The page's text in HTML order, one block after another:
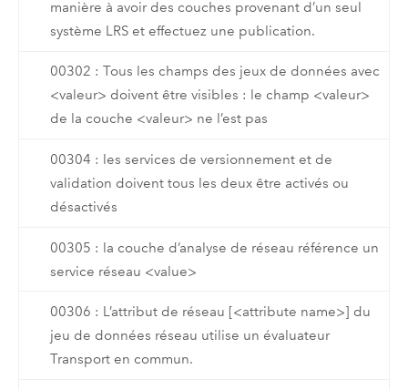
manière à avoir des couches provenant d’un seul
système LRS et effectuez une publication.
00302 : Tous les champs des jeux de données avec
<valeur> doivent être visibles : le champ <valeur>
de la couche <valeur> ne l’est pas
00304 : les services de versionnement et de
validation doivent tous les deux être activés ou
désactivés
00305 : la couche d’analyse de réseau référence un
service réseau <value>
00306 : L’attribut de réseau [<attribute name>] du
jeu de données réseau utilise un évaluateur
Transport en commun.